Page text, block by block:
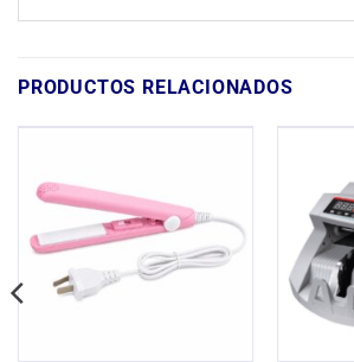
PRODUCTOS RELACIONADOS